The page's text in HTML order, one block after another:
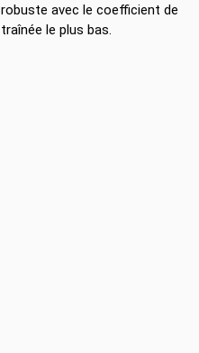
robuste avec le coefficient de
traînée le plus bas.